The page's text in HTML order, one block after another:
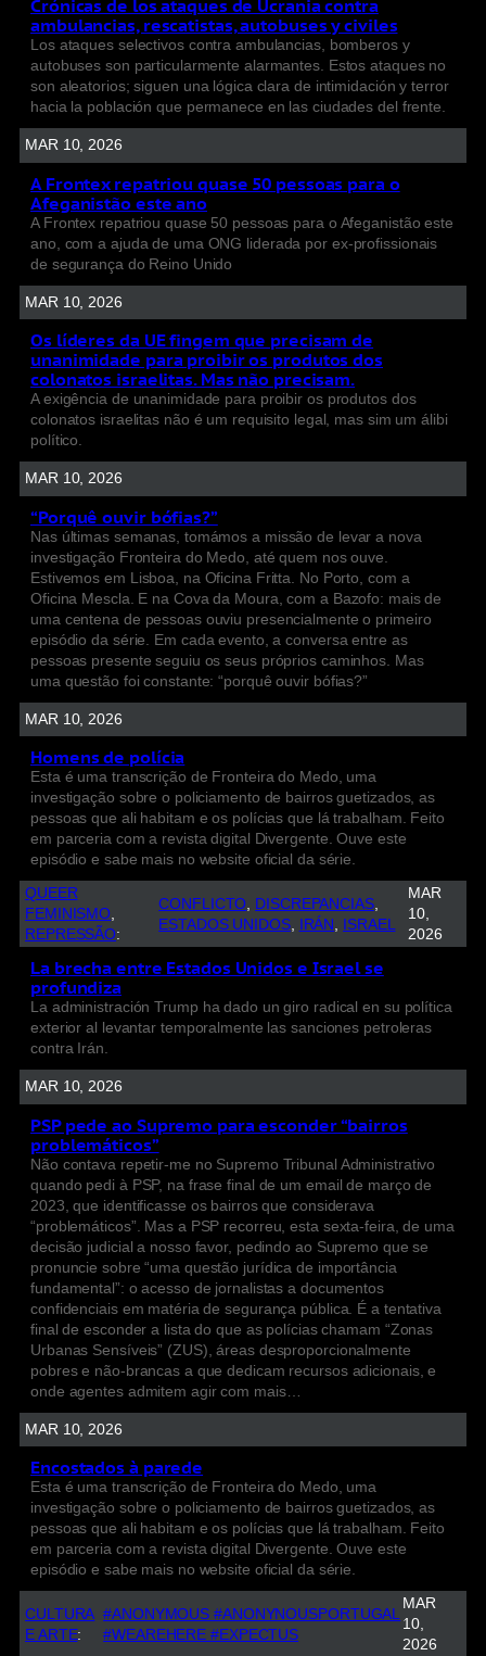
Crónicas de los ataques de Ucrania contra
ambulancias, rescatistas, autobuses y civiles
Los ataques selectivos contra ambulancias, bomberos y
autobuses son particularmente alarmantes. Estos ataques no
son aleatorios; siguen una lógica clara de intimidación y terror
hacia la población que permanece en las ciudades del frente.
MAR 10, 2026
A Frontex repatriou quase 50 pessoas para o
Afeganistão este ano
A Frontex repatriou quase 50 pessoas para o Afeganistão este
ano, com a ajuda de uma ONG liderada por ex-profissionais
de segurança do Reino Unido
MAR 10, 2026
Os líderes da UE fingem que precisam de
unanimidade para proibir os produtos dos
colonatos israelitas. Mas não precisam.
A exigência de unanimidade para proibir os produtos dos
colonatos israelitas não é um requisito legal, mas sim um álibi
político.
MAR 10, 2026
“Porquê ouvir bófias?”
Nas últimas semanas, tomámos a missão de levar a nova
investigação Fronteira do Medo, até quem nos ouve.
Estivemos em Lisboa, na Oficina Fritta. No Porto, com a
Oficina Mescla. E na Cova da Moura, com a Bazofo: mais de
uma centena de pessoas ouviu presencialmente o primeiro
episódio da série. Em cada evento, a conversa entre as
pessoas presente seguiu os seus próprios caminhos. Mas
uma questão foi constante: “porquê ouvir bófias?”
MAR 10, 2026
Homens de polícia
Esta é uma transcrição de Fronteira do Medo, uma
investigação sobre o policiamento de bairros guetizados, as
pessoas que ali habitam e os polícias que lá trabalham. Feito
em parceria com a revista digital Divergente. Ouve este
episódio e sabe mais no website oficial da série.
QUEER
FEMINISMO
REPRESSÃO:
CONFLICTO DISCREPANCIAS
ESTADOS UNIDOS, IRÁN ISRAEL
MAR
10,
2026
La brecha entre Estados Unidos e Israel se
profundiza
La administración Trump ha dado un giro radical en su política
exterior al levantar temporalmente las sanciones petroleras
contra Irán.
MAR 10, 2026
PSP pede ao Supremo para esconder “bairros
problemáticos”
Não contava repetir-me no Supremo Tribunal Administrativo
quando pedi à PSP, na frase final de um email de março de
2023, que identificasse os bairros que considerava
“problemáticos”. Mas a PSP recorreu, esta sexta-feira, de uma
decisão judicial a nosso favor, pedindo ao Supremo que se
pronuncie sobre “uma questão jurídica de importância
fundamental”: o acesso de jornalistas a documentos
confidenciais em matéria de segurança pública. É a tentativa
final de esconder a lista do que as polícias chamam “Zonas
Urbanas Sensíveis” (ZUS), áreas desproporcionalmente
pobres e não-brancas a que dedicam recursos adicionais, e
onde agentes admitem agir com mais…
MAR 10, 2026
Encostados à parede
Esta é uma transcrição de Fronteira do Medo, uma
investigação sobre o policiamento de bairros guetizados, as
pessoas que ali habitam e os polícias que lá trabalham. Feito
em parceria com a revista digital Divergente. Ouve este
episódio e sabe mais no website oficial da série.
CULTURA
E ARTE:
#ANONYMOUS #ANONYNOUSPORTUGAL
#WEAREHERE #EXPECTUS
MAR
10,
2026